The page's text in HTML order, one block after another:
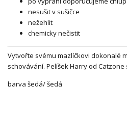
nesušit v sušičce
nežehlit
chemicky nečistit
Vytvořte svému mazlíčkovi dokonalé
schovávání. Pelíšek Harry od
barva šedá/ šedá